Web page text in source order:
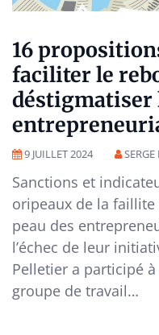
16
faciliter le
déstigmatiser
9 JUILLET 2024 SERGE
Sanctions et
oripeaux de la
peau des
l’échec de leur
Pelletier a participé à
groupe de travail…